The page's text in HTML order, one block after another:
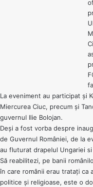
La eveniment au participat și
Miercurea Ciuc, precum și
guvernul Ilie Bolojan.
Deși a fost vorba despre
de Guvernul României, de la
au fluturat drapelul Ungariei
Să reabilitezi, pe banii
în care românii erau tratați ca
politice și religioase, este o